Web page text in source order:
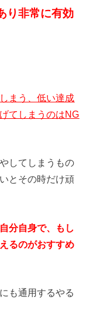
り非常に有効
まう、低い達成
てしまうのはNG
してしまうもの
とその時だけ頑
分自身で、もし
るのがおすすめ
も通用するやる